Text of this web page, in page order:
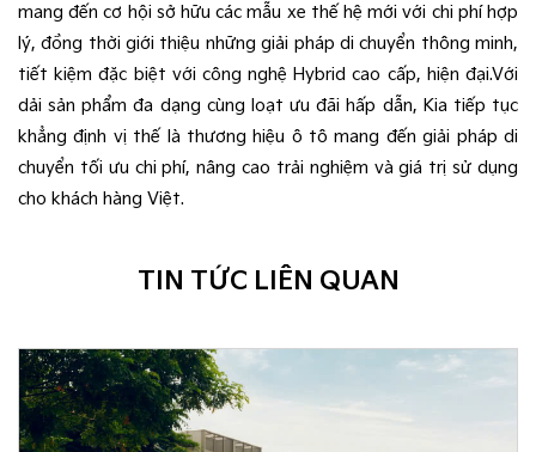
mang đến cơ hội sở hữu các mẫu xe thế hệ mới với chi phí hợp
lý, đồng thời giới thiệu những giải pháp di chuyển thông minh,
tiết kiệm đặc biệt với công nghệ Hybrid cao cấp, hiện đại.Với
dải sản phẩm đa dạng cùng loạt ưu đãi hấp dẫn, Kia tiếp tục
khẳng định vị thế là thương hiệu ô tô mang đến giải pháp di
chuyển tối ưu chi phí, nâng cao trải nghiệm và giá trị sử dụng
cho khách hàng Việt.
TIN TỨC LIÊN QUAN